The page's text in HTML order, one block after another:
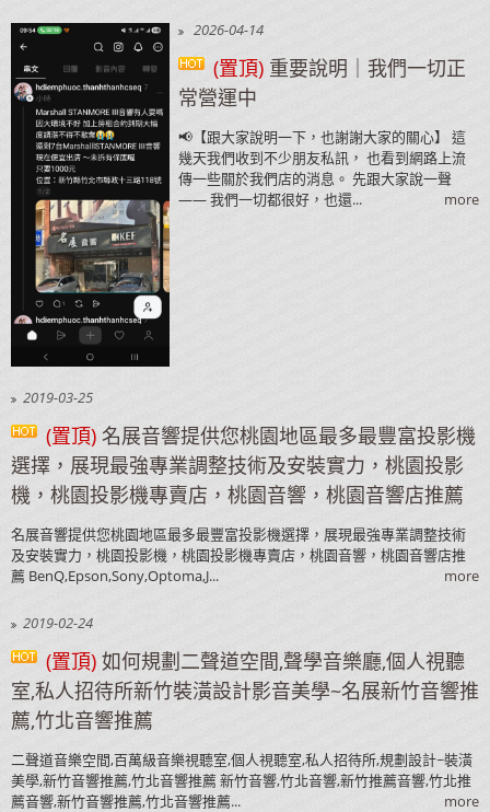
2026-04-14
(置頂) 重要說明｜我們一切正
常營運中
📢【跟大家說明一下，也謝謝大家的關心】 這
幾天我們收到不少朋友私訊， 也看到網路上流
傳一些關於我們店的消息。 先跟大家說一聲
—— 我們一切都很好，也還...
more
2019-03-25
(置頂) 名展音響提供您桃園地區最多最豐富投影機
選擇，展現最強專業調整技術及安裝實力，桃園投影
機，桃園投影機專賣店，桃園音響，桃園音響店推薦
名展音響提供您桃園地區最多最豐富投影機選擇，展現最強專業調整技術
及安裝實力，桃園投影機，桃園投影機專賣店，桃園音響，桃園音響店推
薦 BenQ,Epson,Sony,Optoma,J...
more
2019-02-24
(置頂) 如何規劃二聲道空間,聲學音樂廳,個人視聽
室,私人招待所新竹裝潢設計影音美學~名展新竹音響推
薦,竹北音響推薦
二聲道音樂空間,百萬級音樂視聽室,個人視聽室,私人招待所,規劃設計~裝潢
美學,新竹音響推薦,竹北音響推薦 新竹音響,竹北音響,新竹推薦音響,竹北推
薦音響,新竹音響推薦,竹北音響推薦...
more